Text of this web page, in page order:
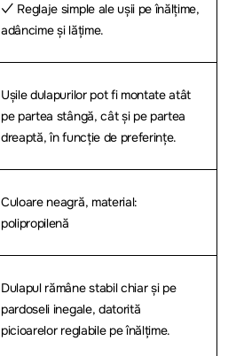
✓ Reglaje simple ale ușii pe înălțime,
adâncime și lățime.
Ușile dulapurilor pot fi montate atât
pe partea stângă, cât și pe partea
dreaptă, în funcție de preferințe.
Culoare neagră, material:
polipropilenă
Dulapul rămâne stabil chiar și pe
pardoseli inegale, datorită
picioarelor reglabile pe înălțime.